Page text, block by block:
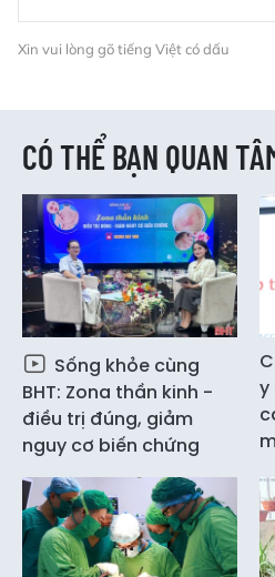
Xin vui lòng gõ tiếng Việt có dấu
CÓ THỂ BẠN QUAN
Sống khỏe cùng
BHT: Zona thần kinh -
điều trị đúng, giảm
nguy cơ biến chứng
y